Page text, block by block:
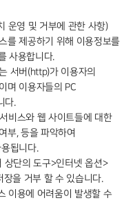
운영 및 거부에 관한 사항)
를 제공하기 위해 이용정보를
사용합니다.
서버(http)가 이용자의
며 이용자들의 PC
다.
비스와 웹 사이트들에 대한
부, 등을 파악하여
됩니다.
상단의 도구>인터넷 옵션>
을 거부 할 수 있습니다.
이용에 어려움이 발생할 수